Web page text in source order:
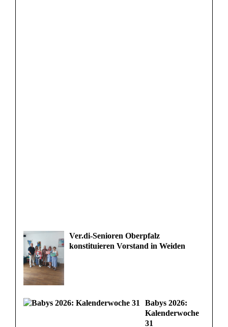
Ver.di-Senioren Oberpfalz
konstituieren Vorstand in Weiden
Babys 2026:
Kalenderwoche
31